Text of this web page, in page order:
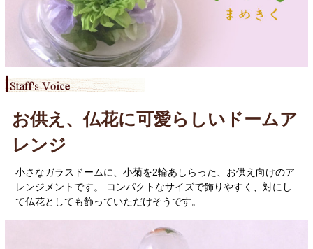
お供え、仏花に可愛らしいドームア
レンジ
小さなガラスドームに、小菊を2輪あしらった、お供え向けのア
レンジメントです。 コンパクトなサイズで飾りやすく、対にし
て仏花としても飾っていただけそうです。